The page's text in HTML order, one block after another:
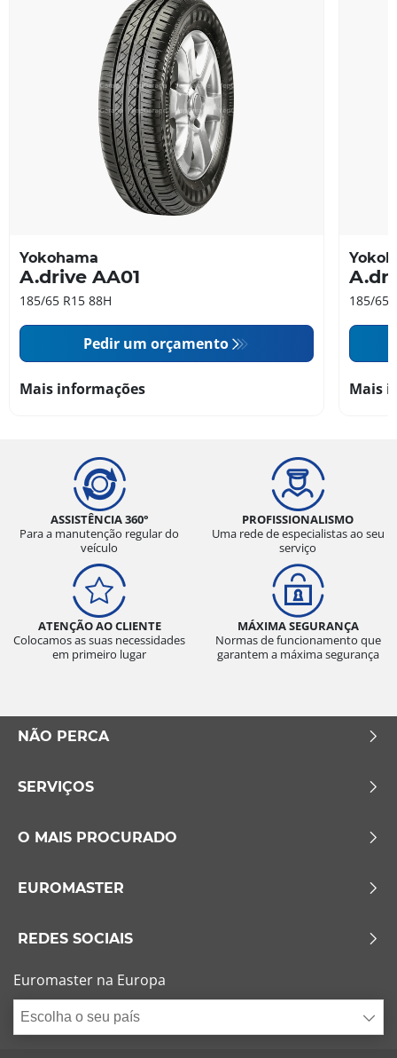
Yokohama
A.drive AA01
185/65 R15 88H
Pedir um orçamento
Mais informações
185/65
Mais
ASSISTÊNCIA 360°
Para a manutenção regular do
veículo
PROFISSIONALISMO
Uma rede de especialistas ao seu
serviço
ATENÇÃO AO CLIENTE
Colocamos as suas necessidades
em primeiro lugar
MÁXIMA SEGURANÇA
Normas de funcionamento que
garantem a máxima segurança
NÃO PERCA
SERVIÇOS
O MAIS PROCURADO
EUROMASTER
REDES SOCIAIS
Euromaster na Europa
Escolha o seu país